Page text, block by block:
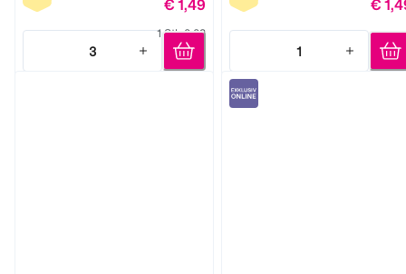
€ 1,49
1 Stk 0,03
3
Quantity: 3
€
1
Quantity: 1